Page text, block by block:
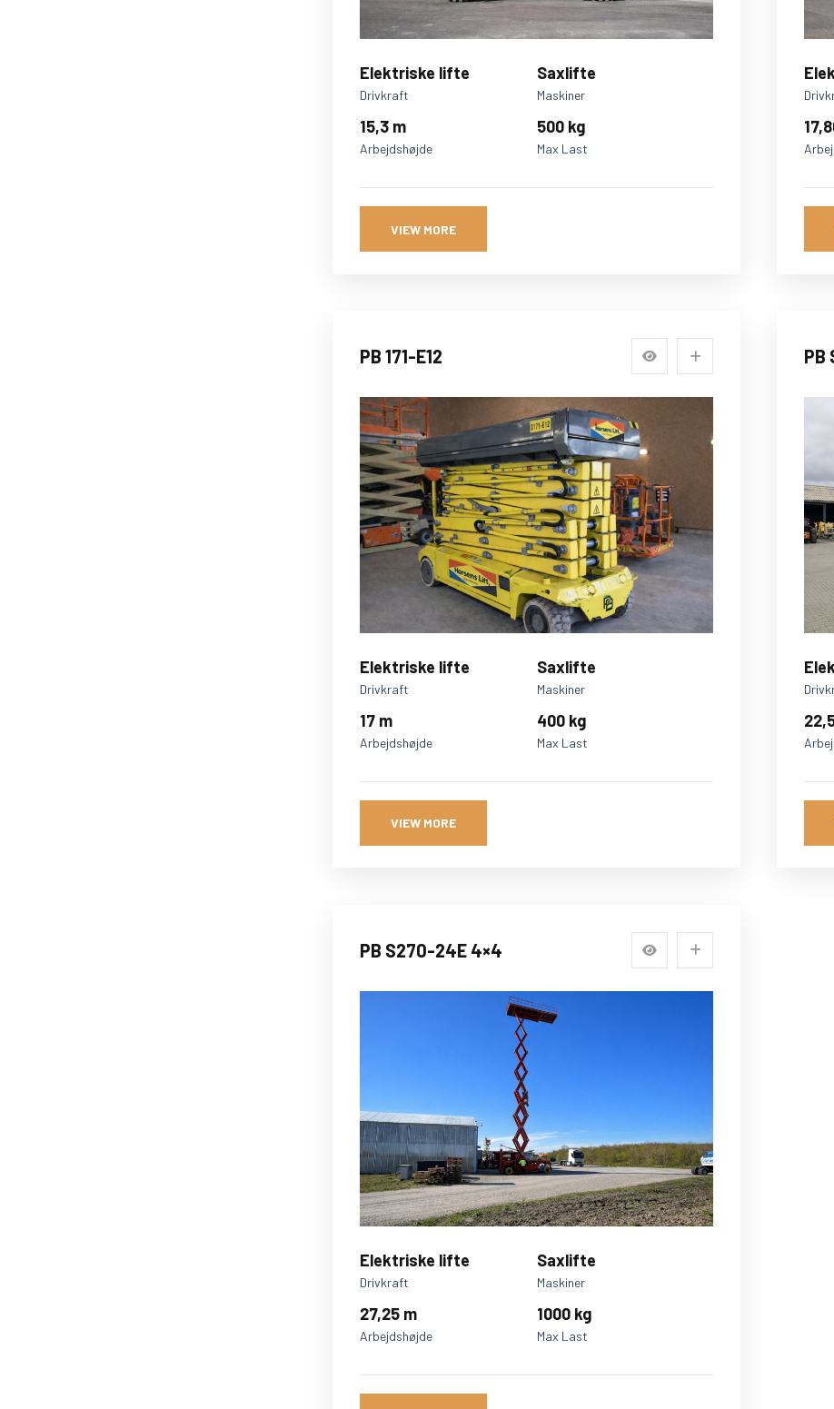
Elektriske lifte
Drivkraft
Saxlifte
Maskiner
15,3 m
Arbejdshøjde
500 kg
Max Last
VIEW MORE
PB 171-E12
Elektriske lifte
Drivkraft
Saxlifte
Maskiner
17 m
Arbejdshøjde
400 kg
Max Last
VIEW MORE
PB
PB S270-24E 4×4
Elektriske lifte
Drivkraft
Saxlifte
Maskiner
27,25 m
Arbejdshøjde
1000 kg
Max Last